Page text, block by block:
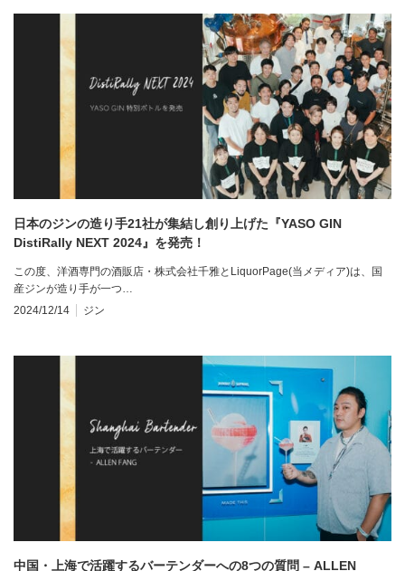
日本のジンの造り手21社が集結し創り上げた『YASO GIN
DistiRally NEXT 2024』を発売！
この度、洋酒専門の酒販店・株式会社千雅とLiquorPage(当メディア)は、国
産ジンが造り手が一つ…
2024/12/14
ジン
中国・上海で活躍するバーテンダーへの8つの質問 – ALLEN